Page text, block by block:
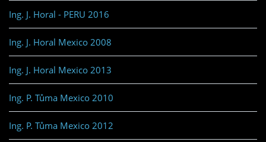
Ing. J. Horal - PERU 2016
Ing. J. Horal Mexico 2008
Ing. J. Horal Mexico 2013
Ing. P. Tůma Mexico 2010
Ing. P. Tůma Mexico 2012